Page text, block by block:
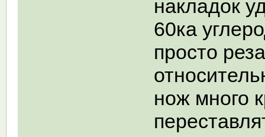
накладок
60ка
просто
нож много